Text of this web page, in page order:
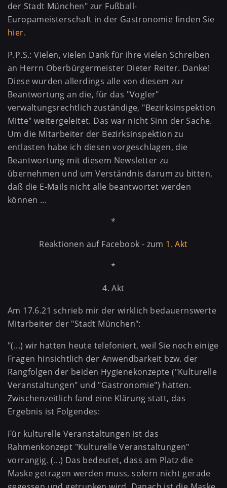
der Stadt München" zur Fußball-
Europameisterschaft in der Gastronomie finden Sie
hier.
P.P.S.: Vielen, vielen Dank für ihre vielen Schreiben
an Herrn Oberbürgermeister Dieter Reiter. Danke!
Diese wurden allerdings alle von diesem zur
Beantwortung an die, für das "Vogler"
verwaltungsrechtlich zuständige, "Bezirksinspektion
Mitte" weitergeleitet. Das war nicht Sinn der Sache.
Um die Mitarbeiter der Bezirksinspektion zu
entlasten habe ich diesen vorgeschlagen, die
Beantwortung mit diesem Newsletter zu
übernehmen und um Verständnis darum zu bitten,
daß die E-Mails nicht alle beantwortet werden
können ...
*
Reaktionen auf Facebook - zum 1. Akt
*
4. Akt
Am 17.6.21 schrieb mir der wirklich bedauernswerte
Mitarbeiter der "Stadt München":
"(...) wir hatten heute telefoniert, weil Sie noch einige
Fragen hinsichtlich der Anwendbarkeit bzw. der
Rangfolgen der beiden Hygienekonzepte ("Kulturelle
Veranstaltungen" und "Gastronomie") hatten.
Zwischenzeitlich fand eine Klärung statt, das
Ergebnis ist Folgendes:
Für kulturelle Veranstaltungen ist das
Rahmenkonzept "Kulturelle Veranstaltungen"
vorrangig. (...) Das bedeutet, dass am Platz die
Maske getragen werden muss, sofern nicht gerade